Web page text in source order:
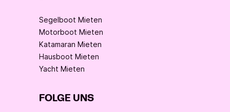
Segelboot Mieten
Motorboot Mieten
Katamaran Mieten
Hausboot Mieten
Yacht Mieten
FOLGE UNS